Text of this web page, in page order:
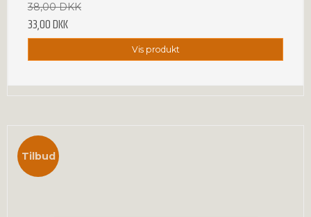
38,00 DKK
33,00 DKK
Vis produkt
Tilbud